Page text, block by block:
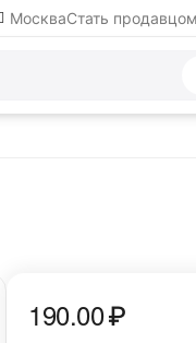
МоскваСтать продавцом
190.00₽